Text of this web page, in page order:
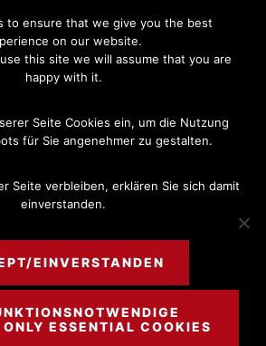
MENU
to ensure that we give you the best
on our website.
this site we will assume that you are
happy with it.
Seite Cookies ein, um die Nutzung
für Sie angenehmer zu gestalten.
Seite verbleiben, erklären Sie sich damit
einverstanden.
EINVERSTANDEN
ESSENTIAL COOKIES